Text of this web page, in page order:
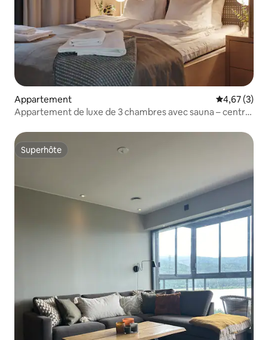
Appartement Évaluation
4,67 (3)
Appartement de luxe de 3 chambres avec sauna – centre
Superhôte
Superhôte